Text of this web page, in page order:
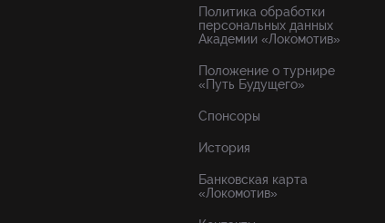
Политика обработки
персональных данных
Академии «Локомотив»
Положение о турнире
«Путь Будущего»
Спонсоры
История
Банковская карта
«Локомотив»